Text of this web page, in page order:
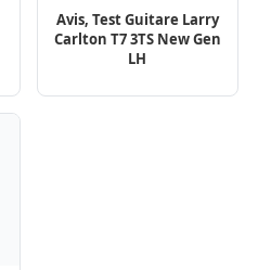
Avis, Test Guitare Larry
Carlton T7 3TS New Gen
LH